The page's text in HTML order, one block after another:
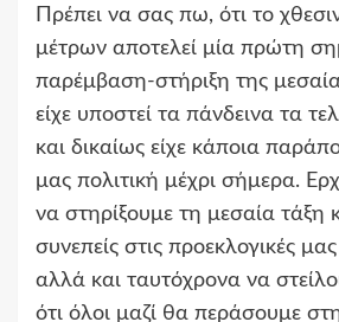
Πρέπει να σας πω, ότι το
μέτρων αποτελεί μία πρώτη
παρέμβαση-στήριξη της
είχε υποστεί τα πάνδεινα τα
και δικαίως είχε κάποια
μας πολιτική μέχρι σήμερα.
να στηρίξουμε τη μεσαία τάξη
συνεπείς στις προεκλογικές
αλλά και ταυτόχρονα να
ότι όλοι μαζί θα περάσουμε